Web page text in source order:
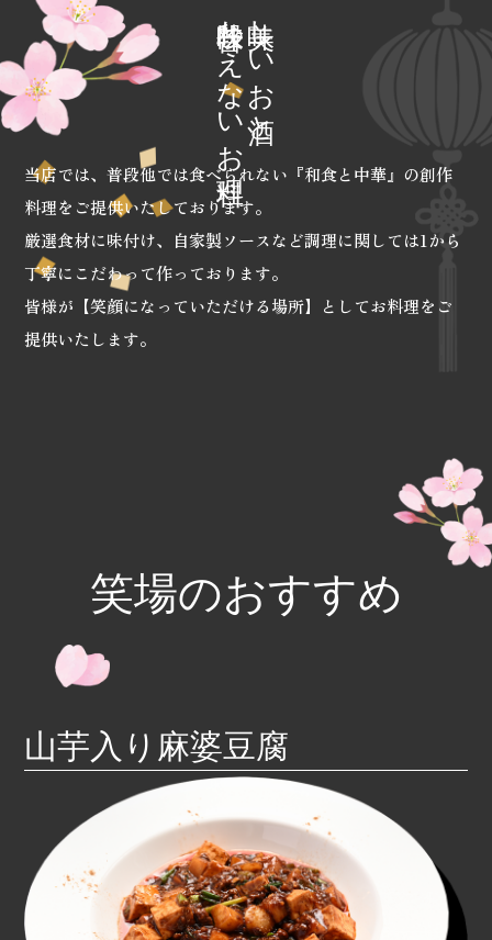
当店では、普段他では食べられない『和食と中華』の創作
料理をご提供いたしております。
厳選食材に味付け、自家製ソースなど調理に関しては1から
丁寧にこだわって作っております。
皆様が【笑顔になっていただける場所】としてお料理をご
提供いたします。
美味しいお酒と
普段味わえないお料理
笑場のおすすめ
山芋入り麻婆豆腐